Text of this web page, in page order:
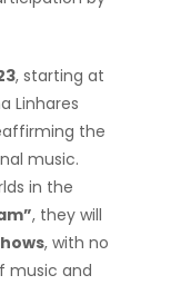
, starting at
Linhares
the
music.
in the
, they will
, with no
music and